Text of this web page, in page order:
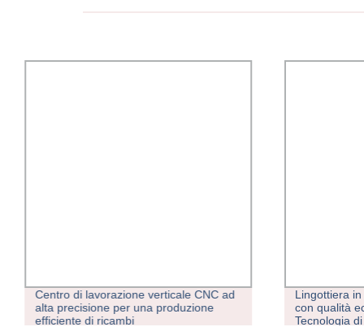
Centro di lavorazione verticale CNC ad
alta precisione per una produzione
efficiente di ricambi
Lingottiera
con qualità
Tecnologia